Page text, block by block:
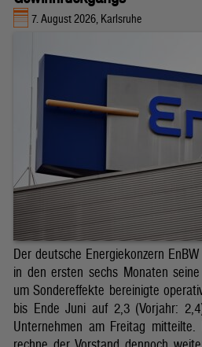
7. August 2026, Karlsruhe
Der deutsche Energiekonzern
in den ersten sechs Monaten
um Sondereffekte bereinigte
bis Ende Juni auf 2,3 (Vorjahr:
Unternehmen am Freitag